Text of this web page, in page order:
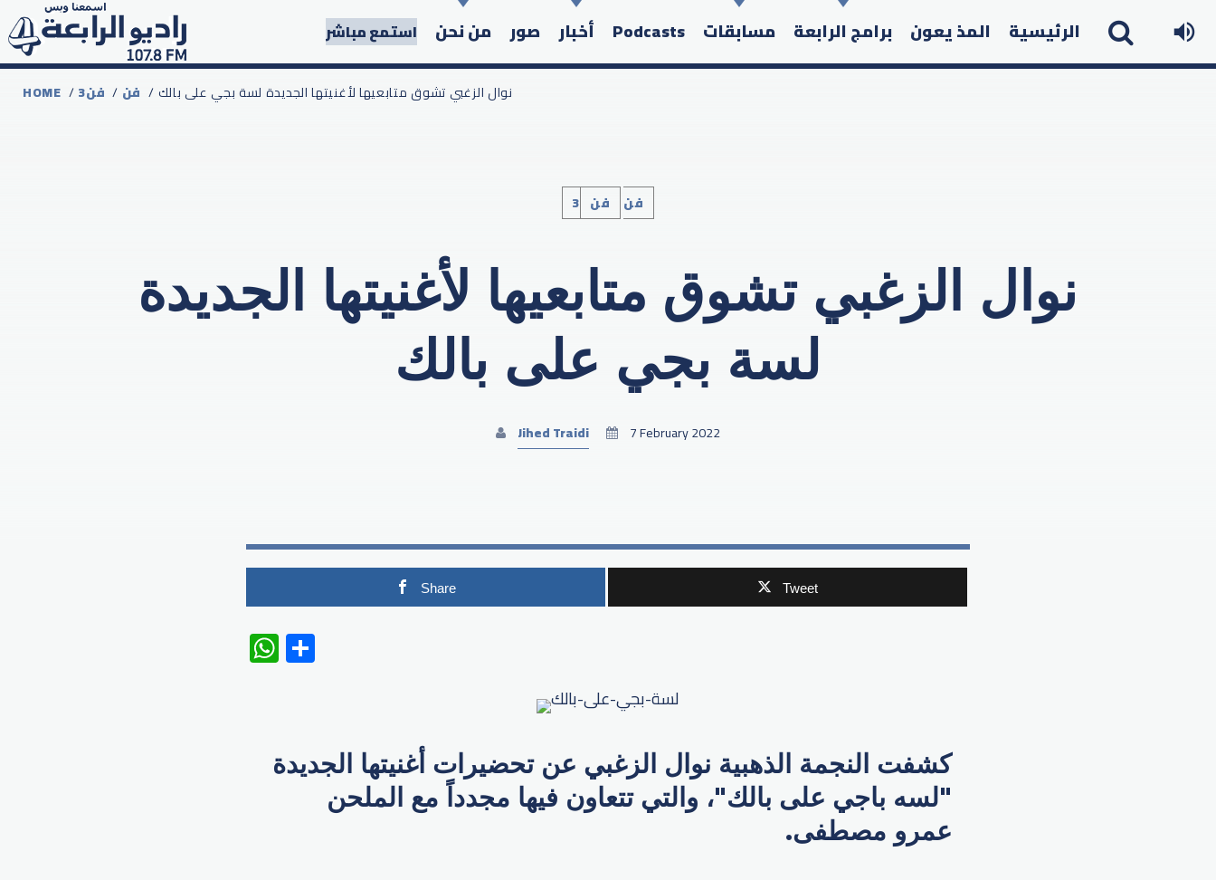
الرئيسية المذ يعون برامج الرابعة مسابقات Podcasts أخبار صور من نحن استمع مباشر
Search in the website:
HOME / 3فن / فن / نوال الزغبي تشوق متابعيها لأغنيتها الجديدة لسة بجي على بالك
3فن فن
نوال الزغبي تشوق متابعيها لأغنيتها الجديدة
لسة بجي على بالك
Jihed Traidi 7 February 2022
Share Tweet
WhatsApp
كشفت النجمة الذهبية نوال الزغبي عن تحضيرات أغنيتها الجديدة
"لسه باجي على بالك"، والتي تتعاون فيها مجدداً مع الملحن
عمرو مصطفى.